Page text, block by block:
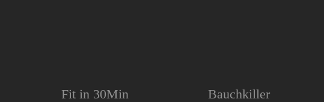
Fit in 30Min Bauchkiller